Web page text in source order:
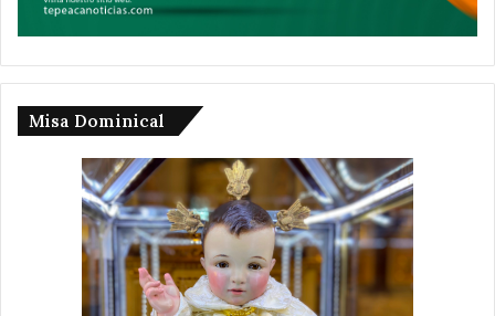
Misa Dominical